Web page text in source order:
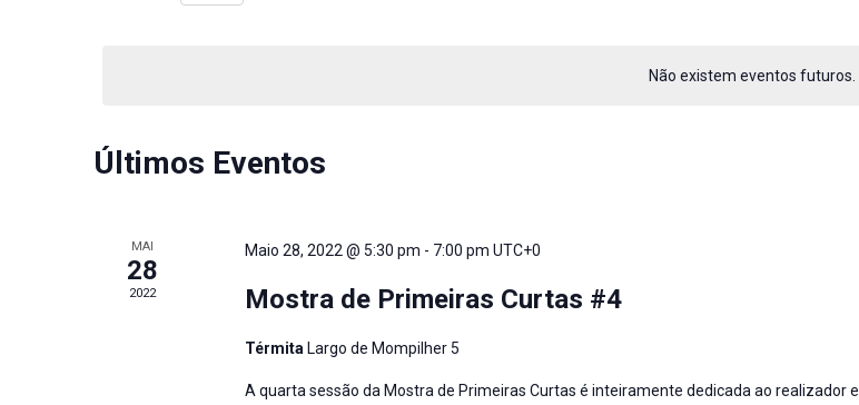
Não existem eventos futuros.
Eventos
chave.
Últimos Eventos
MAI
28
2022
Maio 28, 2022 @ 5:30 pm - 7:00 pm UTC+0
Mostra de Primeiras Curtas #4
Térmita Largo de Mompilher 5
A quarta sessão da Mostra de Primeiras Curtas é inteiramente dedicada ao realizador e